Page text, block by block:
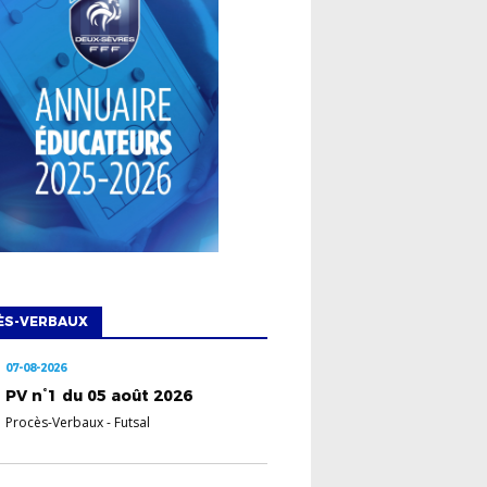
VERBAUX
07-08-2026
PV n°1 du 05 août 2026
Procès-Verbaux- Futsal